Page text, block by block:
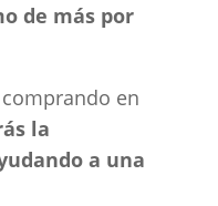
de más por
en
la
a una